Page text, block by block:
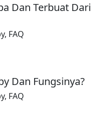
Dan Terbuat Dari
, FAQ
Dan Fungsinya?
, FAQ